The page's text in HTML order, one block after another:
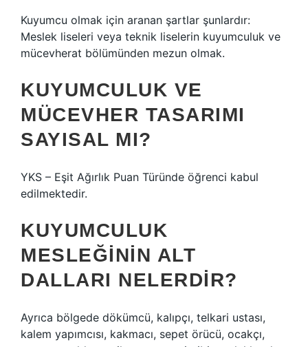
Kuyumcu olmak için aranan şartlar şunlardır:
Meslek liseleri veya teknik liselerin kuyumculuk ve
mücevherat bölümünden mezun olmak.
KUYUMCULUK VE
MÜCEVHER TASARIMI
SAYISAL MI?
YKS – Eşit Ağırlık Puan Türünde öğrenci kabul
edilmektedir.
KUYUMCULUK
MESLEĞININ ALT
DALLARI NELERDIR?
Ayrıca bölgede dökümcü, kalıpçı, telkari ustası,
kalem yapımcısı, kakmacı, sepet örücü, ocakçı,